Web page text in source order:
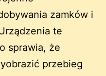
zamków i
te
sprawia, że
przebieg